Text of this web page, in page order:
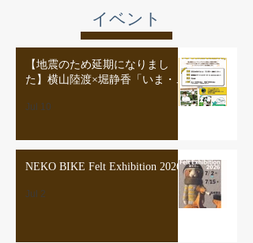
イベント
【地震のため延期になりまし
た】横山陸渡×堀静香「いま・こ
Jul 10
NEKO BIKE Felt Exhibition 2026
Jul 2